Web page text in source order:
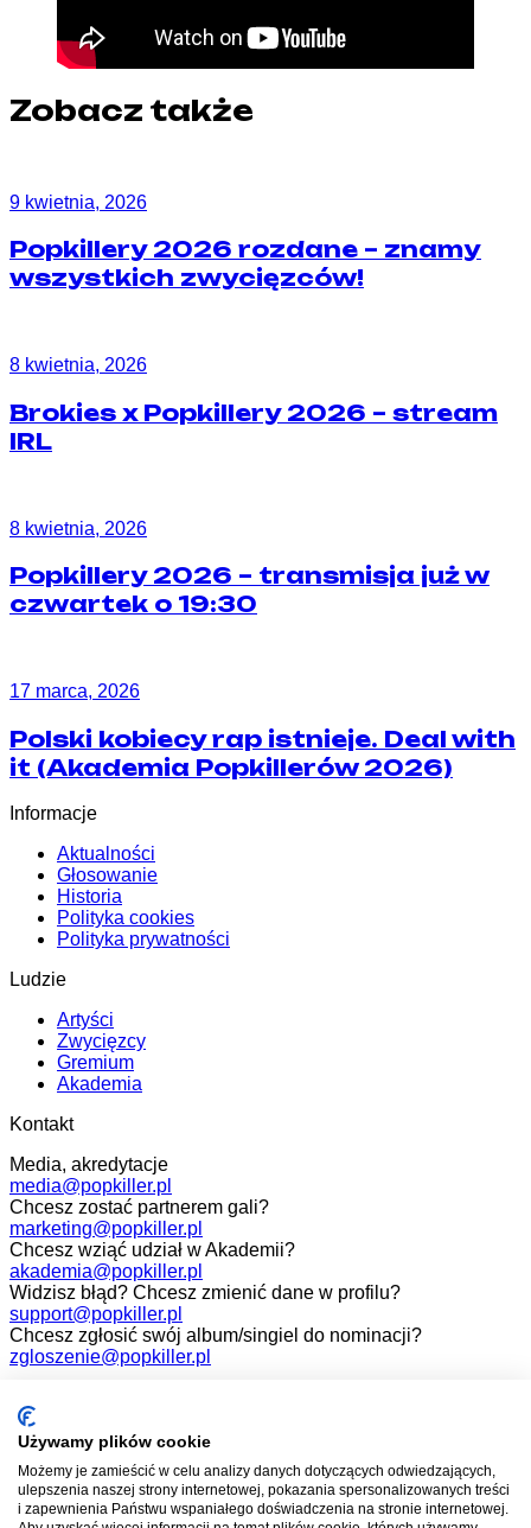
Zobacz także
9 kwietnia, 2026
Popkillery 2026 rozdane – znamy
wszystkich zwycięzców!
8 kwietnia, 2026
Brokies x Popkillery 2026 – stream
IRL
8 kwietnia, 2026
Popkillery 2026 – transmisja już w
czwartek o 19:30
17 marca, 2026
Polski kobiecy rap istnieje. Deal with
it (Akademia Popkillerów 2026)
Informacje
Aktualności
Głosowanie
Historia
Polityka cookies
Polityka prywatności
Ludzie
Artyści
Zwycięzcy
Gremium
Akademia
Kontakt
Media, akredytacje
media@popkiller.pl
Chcesz zostać partnerem gali?
marketing@popkiller.pl
Chcesz wziąć udział w Akademii?
akademia@popkiller.pl
Widzisz błąd? Chcesz zmienić dane w profilu?
support@popkiller.pl
Chcesz zgłosić swój album/singiel do nominacji?
zgloszenie@popkiller.pl
Instagram
YouTube
Używamy plików cookie
Możemy je zamieścić w celu analizy danych dotyczących odwiedzających,
ulepszenia naszej strony internetowej, pokazania spersonalizowanych treści
i zapewnienia Państwu wspaniałego doświadczenia na stronie internetowej.